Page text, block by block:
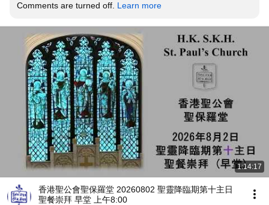
Comments are turned off. Learn more
1:14:17
香港聖公會聖保羅堂 20260802 聖靈降臨期第十主日
聖餐崇拜 早堂 上午8:00